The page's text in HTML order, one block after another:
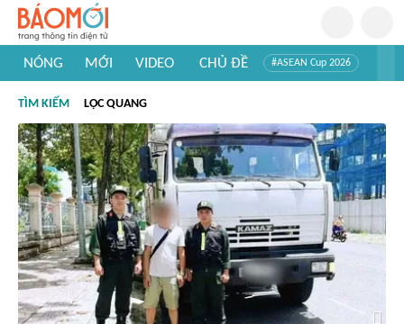
NÓNG MỚI VIDEO CHỦ ĐỀ #ASEAN Cup 2026
#Khám phá thế giới
TÌM KIẾM LỘC QUANG